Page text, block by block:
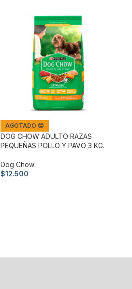
AGOTADO 😔
DOG CHOW ADULTO RAZAS
PEQUEÑAS POLLO Y PAVO 3 KG.
Dog Chow
$12.500